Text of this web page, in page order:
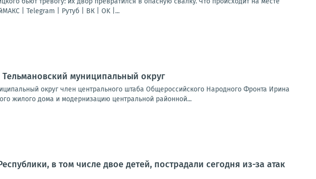
| Telegram | Рутуб | ВК | OK |...
муниципальный округ
округ член центрального штаба Общероссийского Народного Фронта Ирина
жилого дома и модернизацию центральной районной...
в том числе двое детей, пострадали сегодня из-за атак